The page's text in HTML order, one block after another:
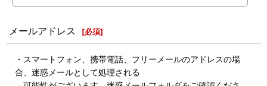
メールアドレス [必須]
・スマートフォン、携帯電話、フリーメールのアドレスの場
合、迷惑メールとして処理される